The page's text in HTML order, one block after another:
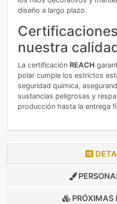
diseño a largo plazo.
nuestra
La certificación REACH
polar cumple los estrictos
seguridad química,
sustancias peligrosas y
producción hasta la entrega
PRÓXIMAS